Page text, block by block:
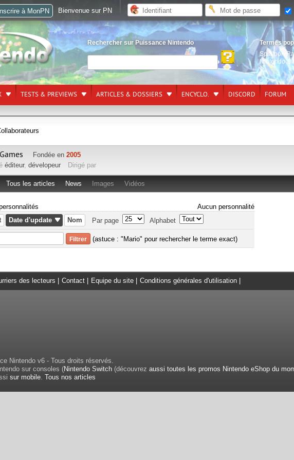
Rechercher sur Puissance Nintendo
Termes
Splatoon
Nintendo
TESTS & PREVIEWS ARTICLES & DOSSIERS ENCYCLO. DISCORD FORUM
Fondée en 2005
éditeur, dévelopeur Dirigé par
Tous les articles News Images Vidéos
Aucun personnalité
Date d'update Nom Par page Alphabet
(astuce : "Mario" pour rechercher le terme exact)
des lecteurs Contact Equipe du site Conditions générales d'utilisation
Nintendo v6 - Tous droits réservés.
sur consoles (Nintendo Switch (découvrez aussi toutes les promos Nintendo eShop du
sur mobile. Tous nos articles
à MonPN Bienvenue sur PN